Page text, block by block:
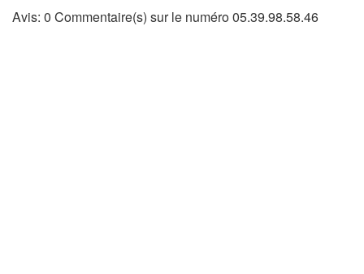
Avis: 0 Commentaire(s) sur le numéro 05.39.98.58.46